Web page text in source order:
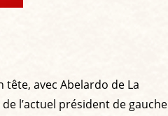
avec Abelardo de La
l’actuel président de gauche